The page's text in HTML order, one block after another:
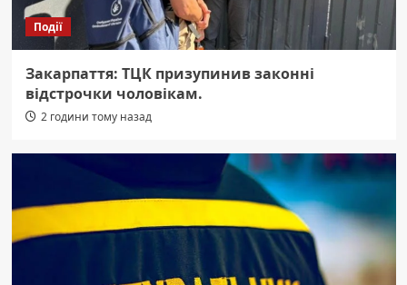
Події
Закарпаття: ТЦК призупинив законні
відстрочки чоловікам.
2 години тому назад